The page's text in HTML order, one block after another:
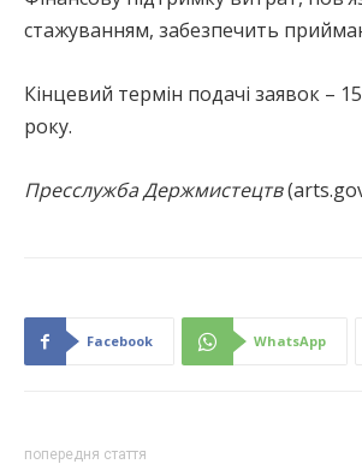
стажуванням, забезпечить
Кінцевий термін подачі заявок –
року.
Пресслужба Держмистецтв
Facebook WhatsApp
попередня стаття